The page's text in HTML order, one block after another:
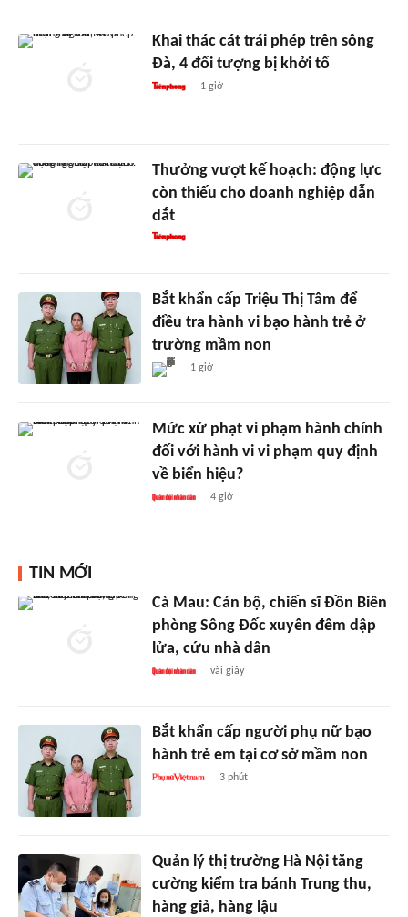
Khai thác cát trái phép trên sông
Đà, 4 đối tượng bị khởi tố
1 giờ
Thưởng vượt kế hoạch: động lực
còn thiếu cho doanh nghiệp dẫn
dắt
Bắt khẩn cấp Triệu Thị Tâm để
điều tra hành vi bạo hành trẻ ở
trường mầm non
1 giờ
Mức xử phạt vi phạm hành chính
đối với hành vi vi phạm quy định
về biển hiệu?
4 giờ
TIN MỚI
Cà Mau: Cán bộ, chiến sĩ Đồn Biên
phòng Sông Đốc xuyên đêm dập
lửa, cứu nhà dân
vài giây
Bắt khẩn cấp người phụ nữ bạo
hành trẻ em tại cơ sở mầm non
3 phút
Quản lý thị trường Hà Nội tăng
cường kiểm tra bánh Trung thu,
hàng giả, hàng lậu